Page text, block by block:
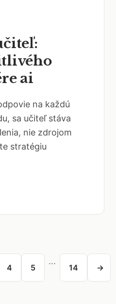
ai
na každú
sa učiteľ stáva
nie zdrojom
stratégiu
4 5
...
14 →